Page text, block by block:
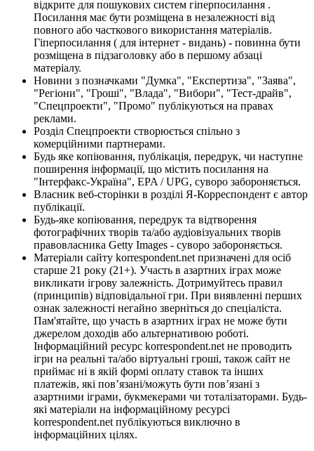
відкрите для пошукових систем гіперпосилання .
Посилання має бути розміщена в незалежності від
повного або часткового використання матеріалів.
Гіперпосилання ( для інтернет - видань) - повинна бути
розміщена в підзаголовку або в першому абзаці
матеріалу.
Новини з позначками "Думка", "Експертиза", "Заява",
"Регіони", "Гроші", "Влада", "Вибори", "Тест-драйв",
"Спецпроекти", "Промо" публікуються на правах
реклами.
Розділ Спецпроекти створюється спільно з
комерційними партнерами.
Будь яке копіювання, публікація, передрук, чи наступне
поширення інформації, що містить посилання на
"Інтерфакс-Україна", EPA / UPG, суворо забороняється.
Власник веб-сторінки в розділі Я-Корреспондент є автор
публікації.
Будь-яке копіювання, передрук та відтворення
фотографічних творів та/або аудіовізуальних творів
правовласника Getty Images - суворо забороняється.
Матеріали сайту korrespondent.net призначені для осіб
старше 21 року (21+). Участь в азартних іграх може
викликати ігрову залежність. Дотримуйтесь правил
(принципів) відповідальної гри. При виявленні перших
ознак залежності негайно зверніться до спеціаліста.
Пам'ятайте, що участь в азартних іграх не може бути
джерелом доходів або альтернативою роботі.
Інформаційний ресурс korrespondent.net не проводить
ігри на реальні та/або віртуальні гроші, також сайт не
приймає ні в якій формі оплату ставок та інших
платежів, які пов’язані/можуть бути пов’язані з
азартними іграми, букмекерами чи тоталізаторами. Будь-
які матеріали на інформаційному ресурсі
korrespondent.net публікуються виключно в
інформаційних цілях.